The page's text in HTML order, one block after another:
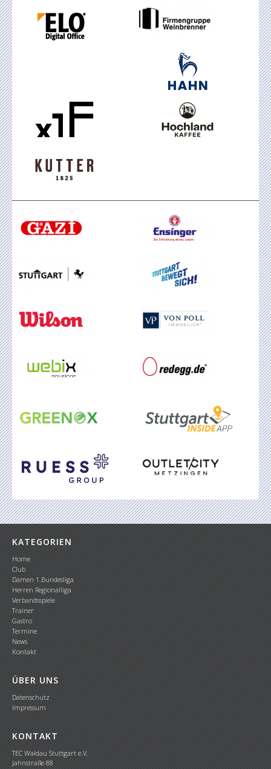
KATEGORIEN
Home
Club
Damen 1.Bundesliga
Herren Regionalliga
Verbandsspiele
Trainer
Gastro
Termine
News
Kontakt
ÜBER UNS
Datenschutz
Impressum
KONTAKT
TEC Waldau Stuttgart e.V.
Jahnstraße 88